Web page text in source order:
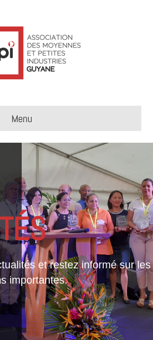
Menu
et restez informé sur les
importantes.